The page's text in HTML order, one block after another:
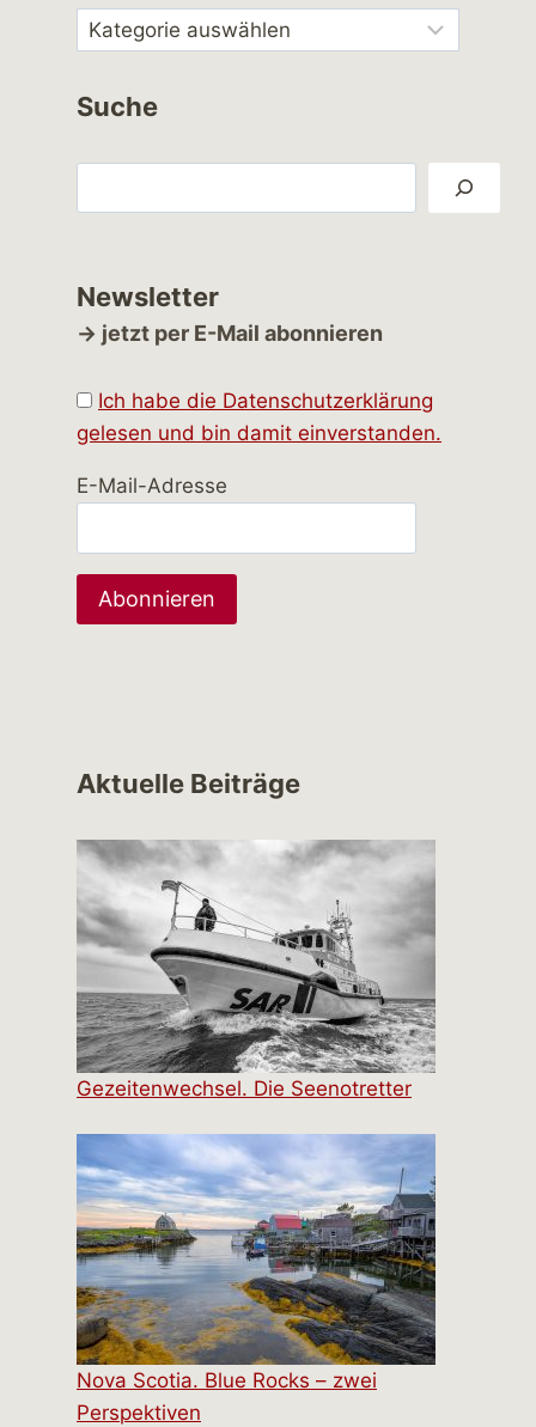
Suche
Newsletter
→ jetzt per E-Mail abonnieren
Ich habe die Datenschutzerklärung
gelesen und bin damit einverstanden.
E-Mail-Adresse
Aktuelle Beiträge
Gezeitenwechsel. Die Seenotretter
Nova Scotia. Blue Rocks – zwei
Perspektiven